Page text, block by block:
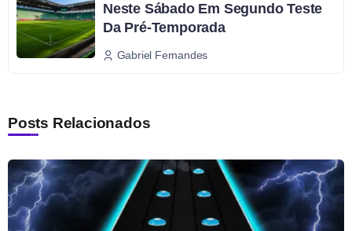
Neste Sábado Em Segundo Teste
Da Pré-Temporada
Gabriel Fernandes
Posts Relacionados